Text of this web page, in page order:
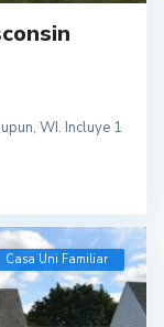
WI. Incluye 1
Casa Uni Familiar